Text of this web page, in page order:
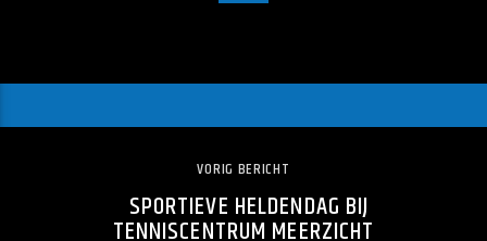
VORIG BERICHT
SPORTIEVE HELDENDAG BIJ
TENNISCENTRUM MEERZICHT